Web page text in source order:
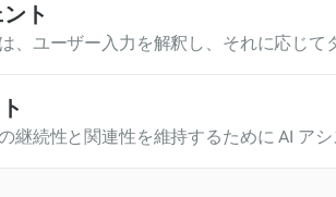
ト
、ユーザー入力を解釈し、それに応じて
広範な AI システム内で作業し、多くの
ェースなどの他のコンポーネントとやり
継続性と関連性を維持するために AI ア